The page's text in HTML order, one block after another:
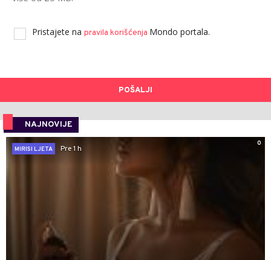
Pristajete na pravila korišćenja Mondo portala.
POŠALJI
NAJNOVIJE
0
MIRISI LJETA
Pre 1 h